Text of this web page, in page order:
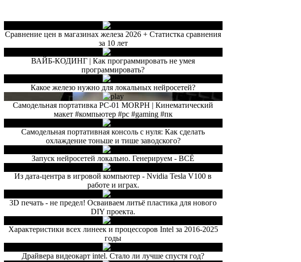
Сравнение цен в магазинах железа 2026 + Статистка сравнения
за 10 лет
ВАЙБ-КОДИНГ | Как программировать не умея
программировать?
Какое железо нужно для локальных нейросетей?
Самодельная портативка PC-01 MORPH | Кинематический
макет #компьютер #pc #gaming #пк
Самодельная портативная консоль с нуля: Как сделать
охлаждение тоньше и тише заводского?
Запуск нейросетей локально. Генерируем - ВСЁ
Из дата-центра в игровой компьютер - Nvidia Tesla V100 в
работе и играх.
3D печать - не предел! Осваиваем литьё пластика для нового
DIY проекта.
Характеристики всех линеек и процессоров Intel за 2016-2025
годы
Драйвера видеокарт intel. Стало ли лучше спустя год?